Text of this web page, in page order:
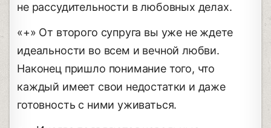
не рассудительности в любовных делах.
«+» От второго супруга вы уже не ждете
идеальности во всем и вечной любви.
Наконец пришло понимание того, что
каждый имеет свои недостатки и даже
готовность с ними уживаться.